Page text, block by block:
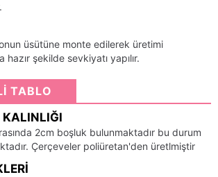
üsütüne monte edilerek üretimi
hazır şekilde sevkiyatı yapılır.
TABLO
KALINLIĞI
2cm boşluk bulunmaktadır bu durum
Çerçeveler poliüretan'den üretlmiştir